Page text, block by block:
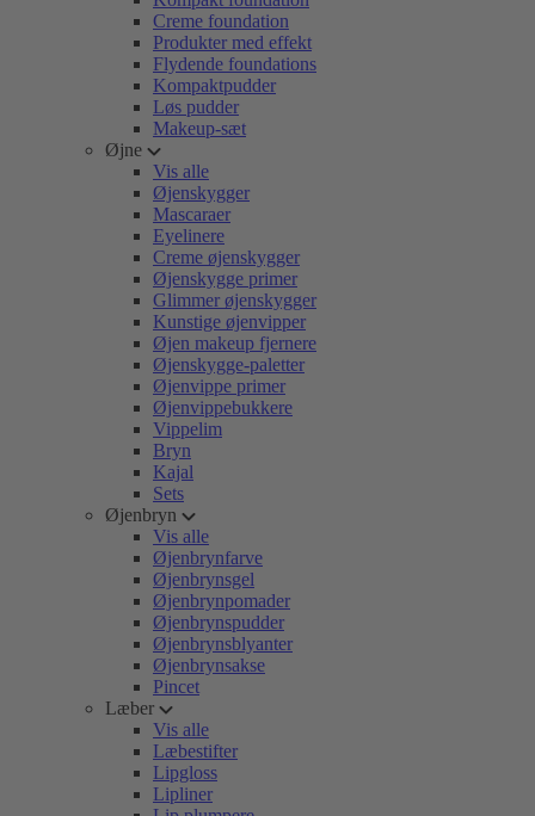
Creme foundation
Produkter med effekt
Flydende foundations
Kompaktpudder
Løs pudder
Makeup-sæt
Øjne
Vis alle
Øjenskygger
Mascaraer
Eyelinere
Creme øjenskygger
Øjenskygge primer
Glimmer øjenskygger
Kunstige øjenvipper
Øjen makeup fjernere
Øjenskygge-paletter
Øjenvippe primer
Øjenvippebukkere
Vippelim
Bryn
Kajal
Sets
Øjenbryn
Vis alle
Øjenbrynfarve
Øjenbrynsgel
Øjenbrynpomader
Øjenbrynspudder
Øjenbrynsblyanter
Øjenbrynsakse
Pincet
Læber
Vis alle
Læbestifter
Lipgloss
Lipliner